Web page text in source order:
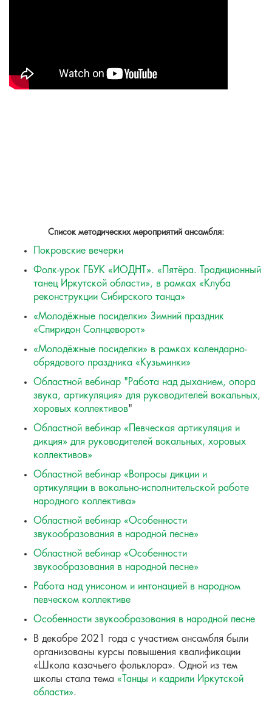
Список методических мероприятий ансамбля:
Покровские вечерки
Фолк-урок ГБУК «ИОДНТ». «Пятёра. Традиционный
танец Иркутской области», в рамках «Клуба
реконструкции Сибирского танца»
«Молодёжные посиделки» Зимний праздник
«Спиридон Солнцеворот»
«Молодёжные посиделки» в рамках календарно-
обрядового праздника «Кузьминки»
Областной вебинар "Работа над дыханием, опора
звука, артикуляция» для руководителей вокальных,
хоровых коллективов"
Областной вебинар «Певческая артикуляция и
дикция» для руководителей вокальных, хоровых
коллективов»
Областной вебинар «Вопросы дикции и
артикуляции в вокально-исполнительской работе
народного коллектива»
Областной вебинар «Особенности
звукообразования в народной песне»
Областной вебинар «Особенности
звукообразования в народной песне»
Работа над унисоном и интонацией в народном
певческом коллективе
Особенности звукообразования в народной песне
В декабре 2021 года с участием ансамбля были
организованы курсы повышения квалификации
«Школа казачьего фольклора». Одной из тем
школы стала тема «Танцы и кадрили Иркутской
области».